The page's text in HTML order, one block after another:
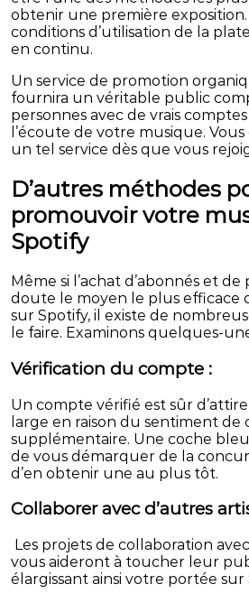
obtenir une première exposition.
conditions d’utilisation de la
en continu.
Un service de promotion
fournira un véritable public
personnes avec de vrais
l’écoute de votre musique.
un tel service dès que vous
D’autres méthodes
promouvoir votre
Spotify
Même si l’achat d’abonnés et
doute le moyen le plus efficace
sur Spotify, il existe de
le faire. Examinons quelques-
Vérification du compte :
Un compte vérifié est sûr
large en raison du sentiment de
supplémentaire. Une coche
de vous démarquer de la
d’en obtenir une au plus tôt.
Collaborer avec d’autres
Les projets de collaboration
vous aideront à toucher leur
élargissant ainsi votre portée sur